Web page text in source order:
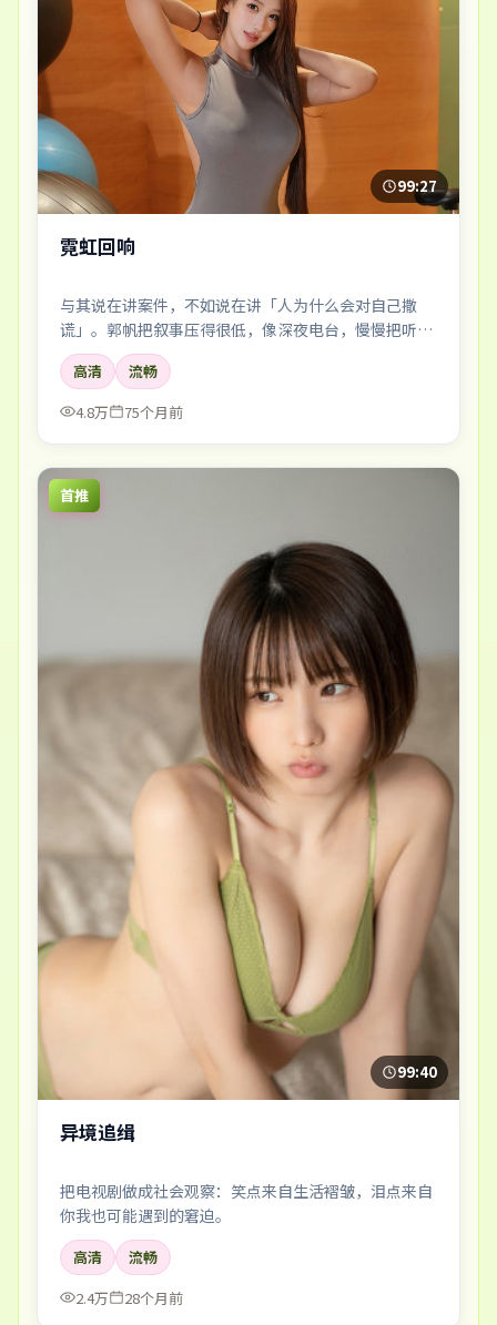
99:27
霓虹回响
与其说在讲案件，不如说在讲「人为什么会对自己撒
谎」。郭帆把叙事压得很低，像深夜电台，慢慢把听众
引进雾里。
高清
流畅
4.8万
75个月前
首推
99:40
异境追缉
把电视剧做成社会观察：笑点来自生活褶皱，泪点来自
你我也可能遇到的窘迫。
高清
流畅
2.4万
28个月前